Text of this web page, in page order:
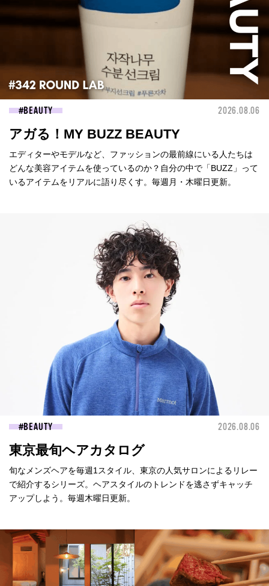
BEAUTY 2026.08.06
アガる！MY BUZZ BEAUTY
エディターやモデルなど、ファッションの最前線にいる人たちは
どんな美容アイテムを使っているのか？自分の中で「BUZZ」って
いるアイテムをリアルに語り尽くす。毎週月・木曜日更新。
BEAUTY 2026.08.06
東京最旬ヘアカタログ
旬なメンズヘアを毎週1スタイル、東京の人気サロンによるリレー
で紹介するシリーズ。ヘアスタイルのトレンドを逃さずキャッチ
アップしよう。毎週木曜日更新。